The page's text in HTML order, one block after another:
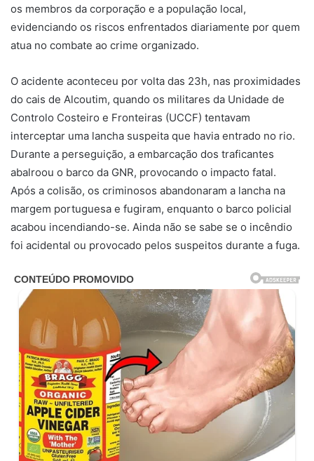
os membros da corporação e a população local,
evidenciando os riscos enfrentados diariamente por quem
atua no combate ao crime organizado.
O acidente aconteceu por volta das 23h, nas proximidades
do cais de Alcoutim, quando os militares da Unidade de
Controlo Costeiro e Fronteiras (UCCF) tentavam
interceptar uma lancha suspeita que havia entrado no rio.
Durante a perseguição, a embarcação dos traficantes
abalroou o barco da GNR, provocando o impacto fatal.
Após a colisão, os criminosos abandonaram a lancha na
margem portuguesa e fugiram, enquanto o barco policial
acabou incendiando-se. Ainda não se sabe se o incêndio
foi acidental ou provocado pelos suspeitos durante a fuga.